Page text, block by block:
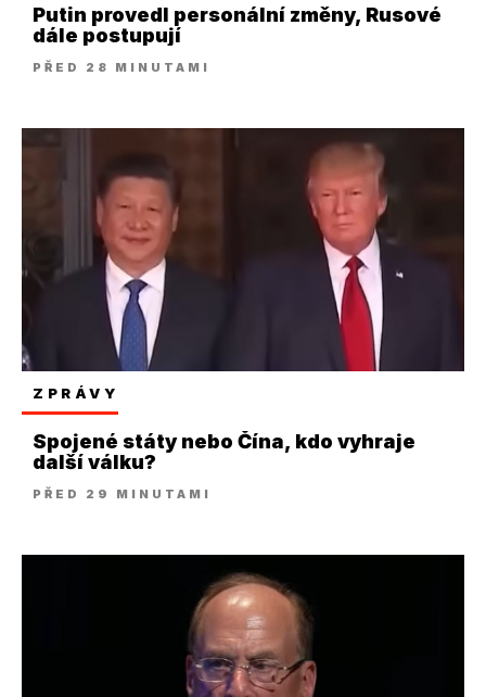
Putin provedl personální změny, Rusové
dále postupují
PŘED 28 MINUTAMI
ZPRÁVY
Spojené státy nebo Čína, kdo vyhraje
další válku?
PŘED 29 MINUTAMI